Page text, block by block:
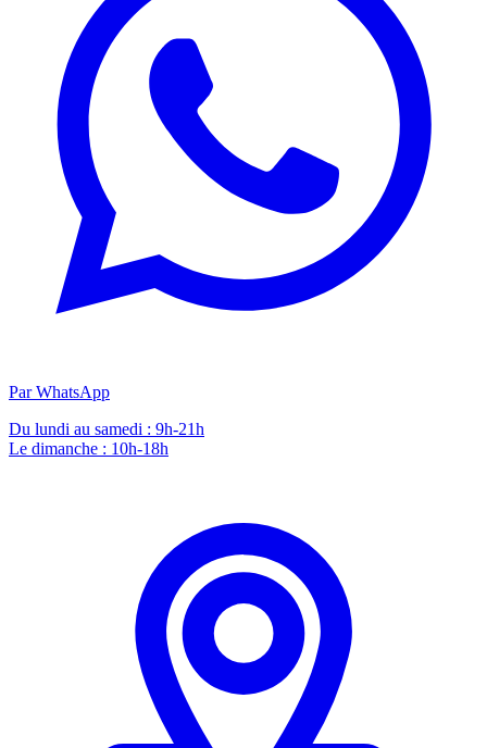
Par WhatsApp
Du lundi au samedi : 9h-21h
Le dimanche : 10h-18h